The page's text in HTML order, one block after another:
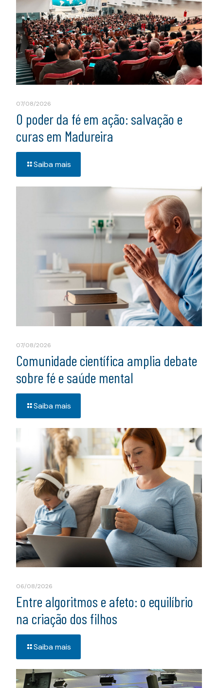
07/08/2026
O poder da fé em ação: salvação e
curas em Madureira
Saiba mais
07/08/2026
Comunidade científica amplia debate
sobre fé e saúde mental
Saiba mais
06/08/2026
Entre algoritmos e afeto: o equilíbrio
na criação dos filhos
Saiba mais